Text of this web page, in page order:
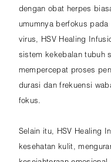
dengan obat herpes
umumnya berfokus
virus, HSV Healing
sistem kekebalan tubuh
mempercepat proses
durasi dan frekuensi
fokus.
Selain itu, HSV Healing
kesehatan kulit,